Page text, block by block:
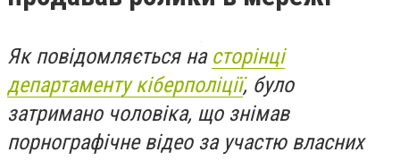
Як повідомляється на сторінці
департаменту кіберполіції, було
затримано чоловіка, що знімав
порнографічне відео за участю власних